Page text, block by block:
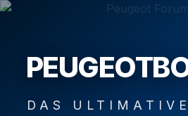
DAS